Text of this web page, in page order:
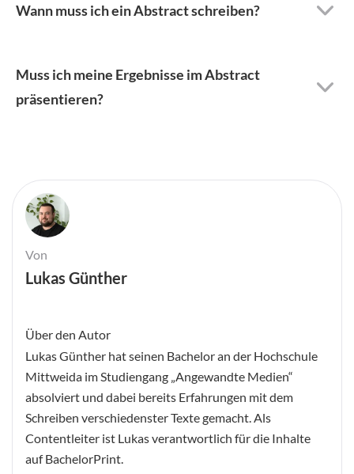
Wann muss ich ein Abstract schreiben?
Muss ich meine Ergebnisse im Abstract
präsentieren?
Von
Lukas Günther
Über den Autor
Lukas Günther hat seinen Bachelor an der Hochschule
Mittweida im Studiengang „Angewandte Medien“
absolviert und dabei bereits Erfahrungen mit dem
Schreiben verschiedenster Texte gemacht. Als
Contentleiter ist Lukas verantwortlich für die Inhalte
auf BachelorPrint.